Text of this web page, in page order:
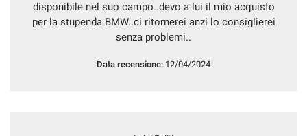
disponibile nel suo campo..devo a lui il mio acquisto
per la stupenda BMW..ci ritornerei anzi lo consiglierei
senza problemi..
Data recensione: 12/04/2024